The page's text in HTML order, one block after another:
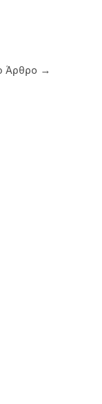
Άρθρο →